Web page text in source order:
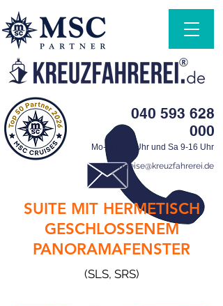
040 593 628
000
traumreise@kreuzfahrerei.de
Mo-Fr 9-19 Uhr und Sa 9-16 Uhr
SUITE MIT HERMETISCH
GESCHLOSSENEM
PANORAMAFENSTER
(SLS, SRS)